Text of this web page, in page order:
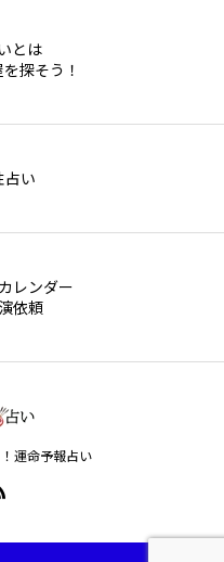
とは
探そう！
占い
レンダー
依頼
運命予報占い